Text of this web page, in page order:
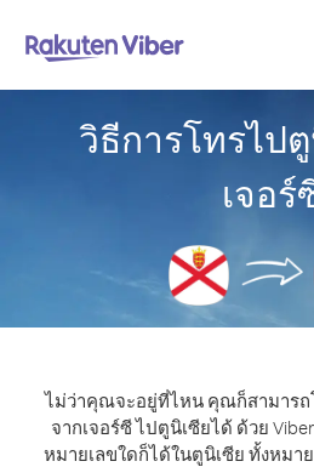
วิธีการโทรไป
เจอร์
ไม่ว่าคุณจะอยู่ที่ไหน คุณก็สามาร
จากเจอร์ซี ไปตูนิเซียได้ ด้วย
หมายเลขใดก็ได้ในตูนิเซีย ทั้งหมา